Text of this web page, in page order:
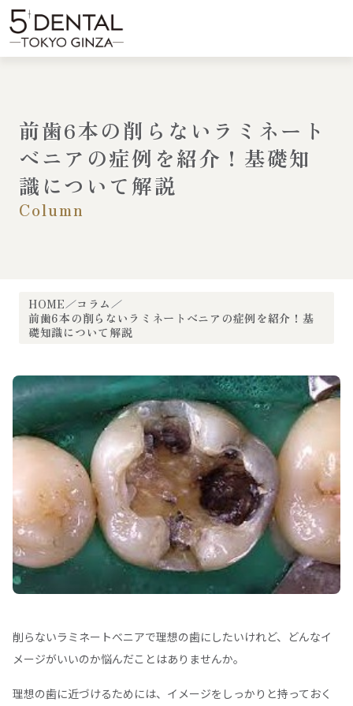
内
容
を
前歯6本の削らないラミネート
べニアの症例を紹介！基礎知
識について解説
Column
HOME
コラム
前歯6本の削らないラミネートべニアの症例を紹介！基
礎知識について解説
削らないラミネートべニアで理想の歯にしたいけれど、どんなイ
メージがいいのか悩んだことはありませんか。
理想の歯に近づけるためには、イメージをしっかりと持っておく